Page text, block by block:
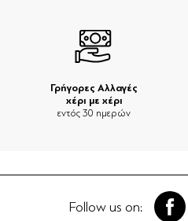
Γρήγορες Αλλαγές
χέρι με χέρι
εντός 30 ημερών
Follow us on: